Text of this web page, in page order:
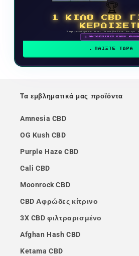
🏆
1 ΚΙΛΟ CBD
Συμμετέχετε και ανεβείτε στην
🗓 ΑΝΤΑΜΟΙΒΕΣ ΚΑΘΕ ΜΗΝΑ
ΠΑΙΞΤΕ ΤΩΡΑ
Τα εμβληματικά μας προϊόντα
Amnesia CBD
OG Kush CBD
Purple Haze CBD
Cali CBD
Moonrock CBD
CBD Αφρώδες κίτρινο
3X CBD φιλτραρισμένο
Afghan Hash CBD
Ketama CBD